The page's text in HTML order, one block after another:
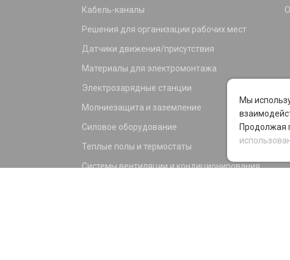
Кабель-каналы
Решения для организации рабочих мест
Датчики движения/присутствия
Материалы для электромонтажа
Электрозарядные станции
Молниезащита и заземление
Силовое оборудование
Теплые полы и термостаты
Системы вентиляции и кондиционирования
Мы
Продолжая